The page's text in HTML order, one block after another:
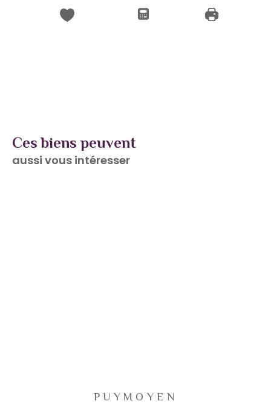
Ces biens peuvent
aussi vous intéresser
PUYMOYEN